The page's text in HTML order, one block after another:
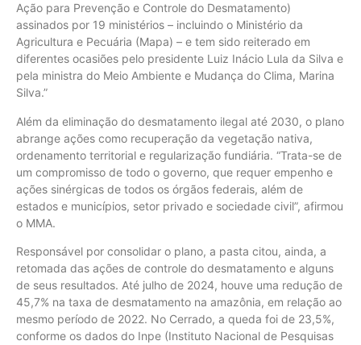
Ação para Prevenção e Controle do Desmatamento)
assinados por 19 ministérios – incluindo o Ministério da
Agricultura e Pecuária (Mapa) – e tem sido reiterado em
diferentes ocasiões pelo presidente Luiz Inácio Lula da Silva e
pela ministra do Meio Ambiente e Mudança do Clima, Marina
Silva.”
Além da eliminação do desmatamento ilegal até 2030, o plano
abrange ações como recuperação da vegetação nativa,
ordenamento territorial e regularização fundiária. “Trata-se de
um compromisso de todo o governo, que requer empenho e
ações sinérgicas de todos os órgãos federais, além de
estados e municípios, setor privado e sociedade civil”, afirmou
o MMA.
Responsável por consolidar o plano, a pasta citou, ainda, a
retomada das ações de controle do desmatamento e alguns
de seus resultados. Até julho de 2024, houve uma redução de
45,7% na taxa de desmatamento na amazônia, em relação ao
mesmo período de 2022. No Cerrado, a queda foi de 23,5%,
conforme os dados do Inpe (Instituto Nacional de Pesquisas